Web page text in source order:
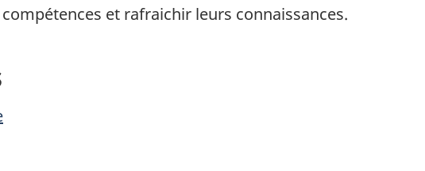
et rafraichir leurs connaissances.